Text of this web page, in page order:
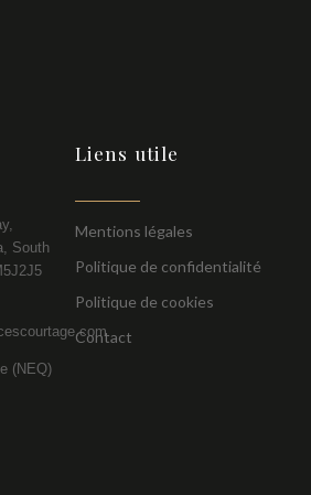
South
(NEQ)
Liens utile
Mentions légales
Politique de confidentialité
Politique de cookies
Contact